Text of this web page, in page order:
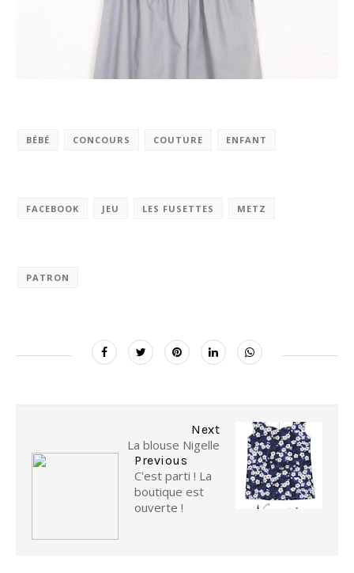
BÉBÉ CONCOURS COUTURE ENFANT
FACEBOOK JEU LES FUSETTES METZ
PATRON
Next
La blouse Nigelle
Previous
C'est parti ! La
boutique est
ouverte !